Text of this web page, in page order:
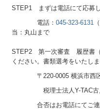
STEP1 まずは電話にて応募し
電話：045-323-6131
当：丸山まで
STEP2 第一次審査 履歴書（
ください。書類選考をいたしま
〒220-0005 横浜市西区
税理士法人Y-TAC古川
合否はお電話にてご連絡